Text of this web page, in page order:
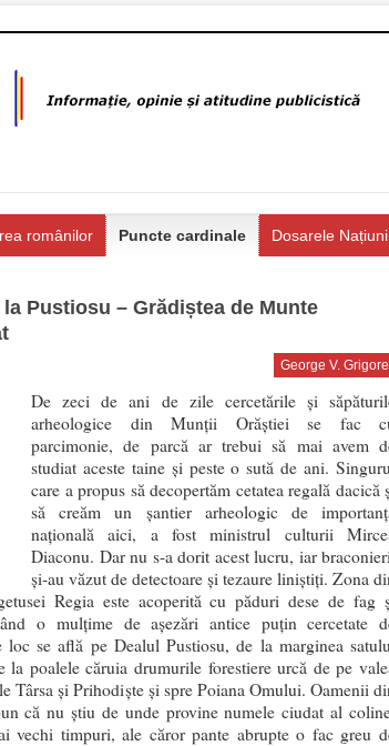
românilor Puncte cardinale Dosarele
Pustiosu – Grădiștea de Munte
George V. Grigore
De zeci de ani de zile cercetările și
arheologice din Munții Orăștiei se fac
parcimonie, de parcă ar trebui să mai avem
studiat aceste taine și peste o sută de ani.
care a propus să decopertăm cetatea regală dacică
să creăm un șantier arheologic de
națională aici, a fost ministrul culturii
Diaconu. Dar nu s-a dorit acest lucru, iar
și-au văzut de detectoare și tezaure liniștiți. Zona
Regia este acoperită cu păduri dese de fag
o mulțime de așezări antice puțin cercetate
loc se află pe Dealul Pustiosu, de la marginea
la poalele căruia drumurile forestiere urcă de pe
Târsa și Prihodiște și spre Poiana Omului. Oamenii
că nu știu de unde provine numele ciudat al
vechi timpuri, ale căror pante abrupte o fac greu